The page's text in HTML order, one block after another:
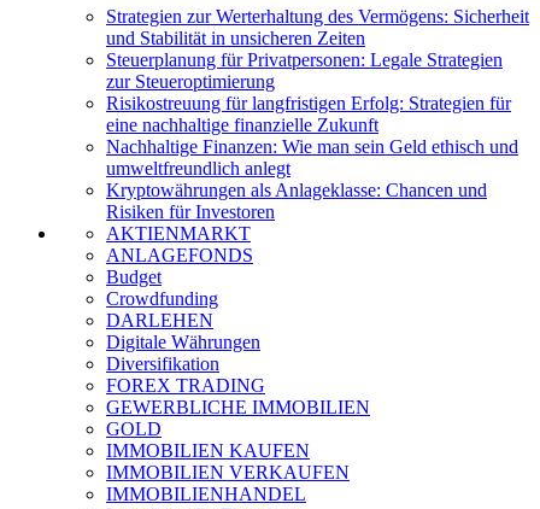
Strategien zur Werterhaltung des Vermögens: Sicherheit
und Stabilität in unsicheren Zeiten
Steuerplanung für Privatpersonen: Legale Strategien
zur Steueroptimierung
Risikostreuung für langfristigen Erfolg: Strategien für
eine nachhaltige finanzielle Zukunft
Nachhaltige Finanzen: Wie man sein Geld ethisch und
umweltfreundlich anlegt
Kryptowährungen als Anlageklasse: Chancen und
Risiken für Investoren
AKTIENMARKT
ANLAGEFONDS
Budget
Crowdfunding
DARLEHEN
Digitale Währungen
Diversifikation
FOREX TRADING
GEWERBLICHE IMMOBILIEN
GOLD
IMMOBILIEN KAUFEN
IMMOBILIEN VERKAUFEN
IMMOBILIENHANDEL